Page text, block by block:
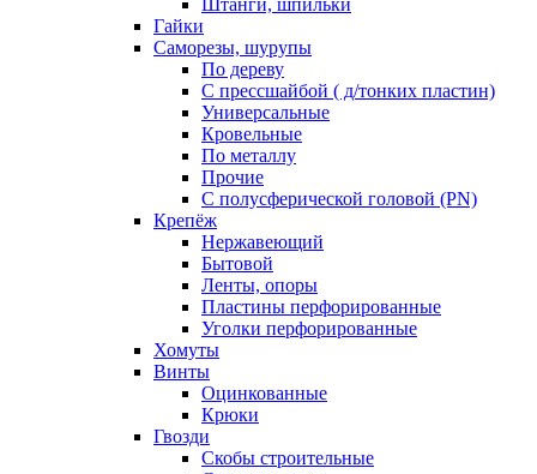
Штанги, шпильки
Гайки
Саморезы, шурупы
По дереву
С прессшайбой ( д/тонких пластин)
Универсальные
Кровельные
По металлу
Прочие
С полусферической головой (PN)
Крепёж
Нержавеющий
Бытовой
Ленты, опоры
Пластины перфорированные
Уголки перфорированные
Хомуты
Винты
Оцинкованные
Крюки
Гвозди
Скобы строительные